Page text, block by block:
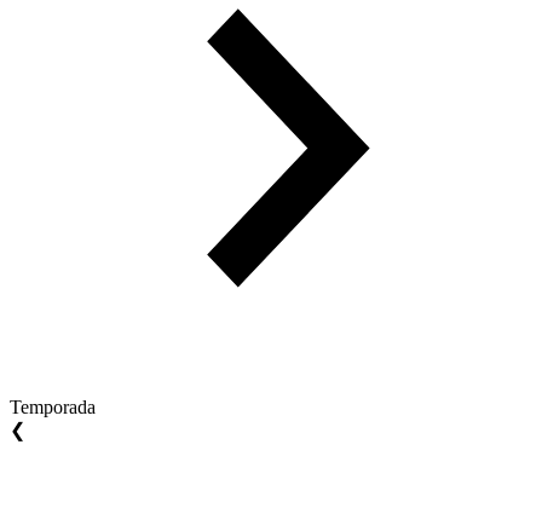
Temporada
❮